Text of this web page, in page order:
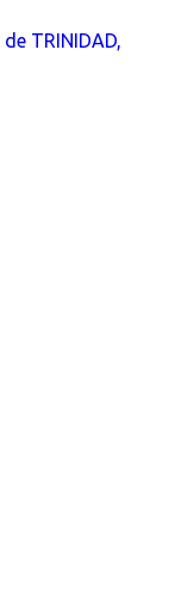
TRINIDAD,